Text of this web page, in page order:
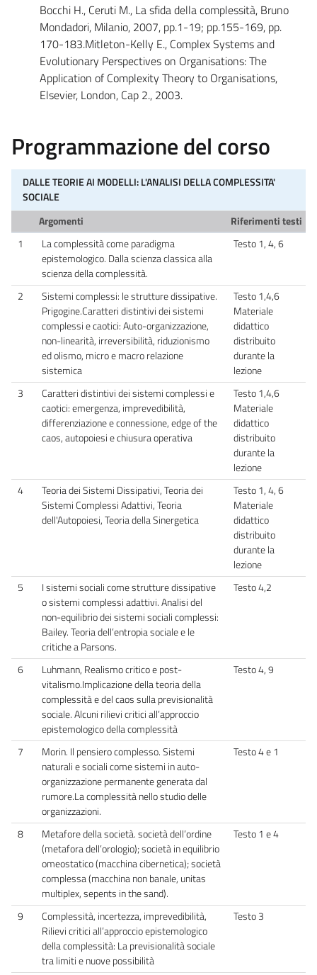
Bocchi H., Ceruti M., La sfida della complessità, Bruno
Mondadori, Milanio, 2007, pp.1-19; pp.155-169, pp.
170-183.Mitleton-Kelly E., Complex Systems and
Evolutionary Perspectives on Organisations: The
Application of Complexity Theory to Organisations,
Elsevier, London, Cap 2., 2003.
Programmazione del corso
DALLE TEORIE AI MODELLI: L'ANALISI DELLA COMPLESSITA'
SOCIALE
Argomenti
Riferimenti testi
1
La complessità come paradigma
epistemologico. Dalla scienza classica alla
scienza della complessità.
Testo 1, 4, 6
2
Sistemi complessi: le strutture dissipative.
Prigogine.Caratteri distintivi dei sistemi
complessi e caotici: Auto-organizzazione,
non-linearità, irreversibilità, riduzionismo
ed olismo, micro e macro relazione
sistemica
Testo 1,4,6
Materiale
didattico
distribuito
durante la
lezione
3
Caratteri distintivi dei sistemi complessi e
caotici: emergenza, imprevedibilità,
differenziazione e connessione, edge of the
caos, autopoiesi e chiusura operativa
Testo 1,4,6
Materiale
didattico
distribuito
durante la
lezione
4
Teoria dei Sistemi Dissipativi, Teoria dei
Sistemi Complessi Adattivi, Teoria
dell'Autopoiesi, Teoria della Sinergetica
Testo 1, 4, 6
Materiale
didattico
distribuito
durante la
lezione
5
I sistemi sociali come strutture dissipative
o sistemi complessi adattivi. Analisi del
non-equilibrio dei sistemi sociali complessi:
Bailey. Teoria dell’entropia sociale e le
critiche a Parsons.
Testo 4,2
6
Luhmann, Realismo critico e post-
vitalismo.Implicazione della teoria della
complessità e del caos sulla previsionalità
sociale. Alcuni rilievi critici all’approccio
epistemologico della complessità
Testo 4, 9
7
Morin. Il pensiero complesso. Sistemi
naturali e sociali come sistemi in auto-
organizzazione permanente generata dal
rumore.La complessità nello studio delle
organizzazioni.
Testo 4 e 1
8
Metafore della società. società dell’ordine
(metafora dell’orologio); società in equilibrio
omeostatico (macchina cibernetica); società
complessa (macchina non banale, unitas
multiplex, sepents in the sand).
Testo 1 e 4
9
Complessità, incertezza, imprevedibilità,
Rilievi critici all’approccio epistemologico
della complessità: La previsionalità sociale
tra limiti e nuove possibilità
Testo 3